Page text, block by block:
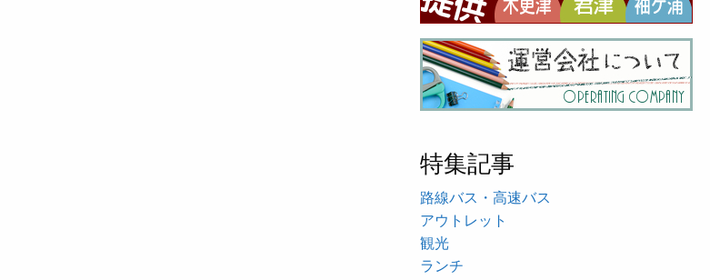
特集記事
路線バス・高速バス
アウトレット
観光
ランチ